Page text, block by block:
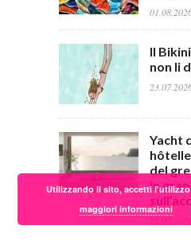
Il
non li
Yacht
del
in
Utilizzando il sito, accetti
maggiori informazioni